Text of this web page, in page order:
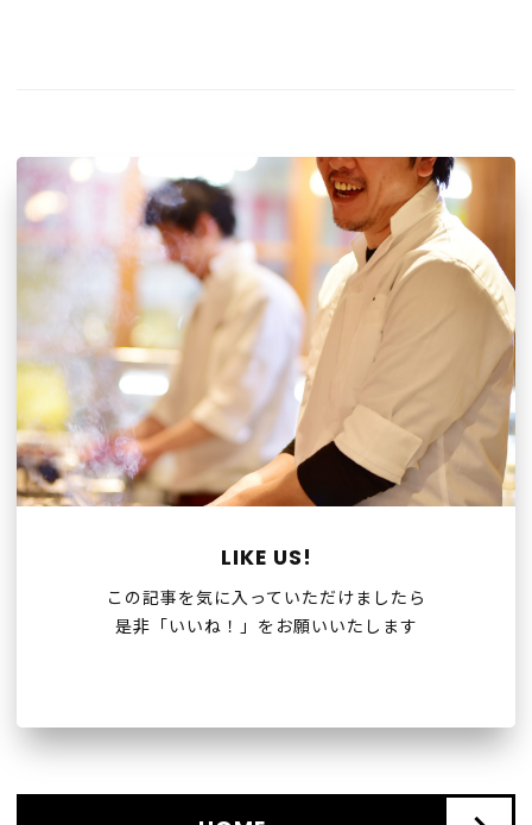
LIKE US!
この記事を気に入っていただけましたら
是非「いいね！」をお願いいたします